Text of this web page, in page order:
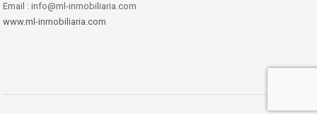
Email : info@ml-inmobiliaria.com
www.ml-inmobiliaria.com